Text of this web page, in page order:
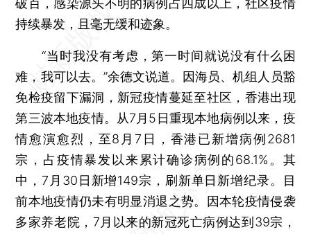
持续暴发，且毫无缓和迹象。
“当时我没有考虑，第一时间就说没有什么困
难，我可以去。”余德文说道。因海员、机组人员豁
免检疫留下漏洞，新冠疫情蔓延至社区，香港出现
第三波本地疫情。从7月5日重现本地病例以来，疫
情愈演愈烈，至8月7日，香港已新增病例2681
宗，占疫情暴发以来累计确诊病例的68.1%。其
中，7月30日新增149宗，刷新单日新增纪录。目
前本地疫情仍未有明显消退之势。因本轮疫情侵袭
多家养老院，7月以来的新冠死亡病例达到39宗，